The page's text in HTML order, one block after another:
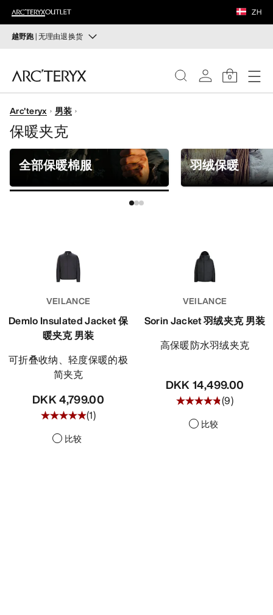
ZH
越野跑| 无理由退换货
打造全套越野跑装备
无理由退换货
改变主意了？ 30天内购买的符合条件的商品可退换货。
开始免费退货。
0
女士
男士
鞋履
VEILANCE
装备
VEILANCE
发现
Arc'teryx 男装
保暖夹克
全部保暖棉服 羽绒保暖
VEILANCE
Demlo Insulated Jacket 保
暖夹克 男装
可折叠收纳、轻度保暖的极
简夹克
DKK 4,799.00
(1)
比较
VEILANCE
Sorin Jacket 羽绒夹克 男装
高保暖防水羽绒夹克
DKK 14,499.00
(9)
比较